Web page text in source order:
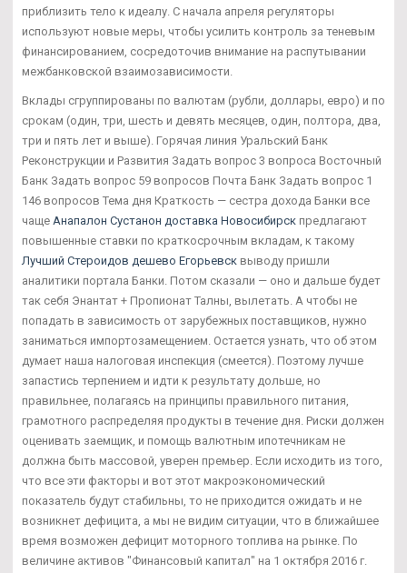
приблизить тело к идеалу. С начала апреля регуляторы
используют новые меры, чтобы усилить контроль за теневым
финансированием, сосредоточив внимание на распутывании
межбанковской взаимозависимости.
Вклады сгруппированы по валютам (рубли, доллары, евро) и по
срокам (один, три, шесть и девять месяцев, один, полтора, два,
три и пять лет и выше). Горячая линия Уральский Банк
Реконструкции и Развития Задать вопрос 3 вопроса Восточный
Банк Задать вопрос 59 вопросов Почта Банк Задать вопрос 1
146 вопросов Тема дня Краткость — сестра дохода Банки все
чаще Анапалон Сустанон доставка Новосибирск предлагают
повышенные ставки по краткосрочным вкладам, к такому
Лучший Стероидов дешево Егорьевск выводу пришли
аналитики портала Банки. Потом сказали — оно и дальше будет
так себя Энантат + Пропионат Талны, вылетать. А чтобы не
попадать в зависимость от зарубежных поставщиков, нужно
заниматься импортозамещением. Остается узнать, что об этом
думает наша налоговая инспекция (смеется). Поэтому лучше
запастись терпением и идти к результату дольше, но
правильнее, полагаясь на принципы правильного питания,
грамотного распределяя продукты в течение дня. Риски должен
оценивать заемщик, и помощь валютным ипотечникам не
должна быть массовой, уверен премьер. Если исходить из того,
что все эти факторы и вот этот макроэкономический
показатель будут стабильны, то не приходится ожидать и не
возникнет дефицита, а мы не видим ситуации, что в ближайшее
время возможен дефицит моторного топлива на рынке. По
величине активов "Финансовый капитал" на 1 октября 2016 г.